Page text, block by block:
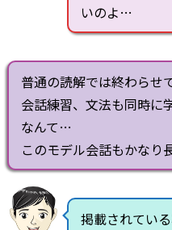
いのよ…
普通の読解では終わらせ
会話練習、文法も同時に
なんて…
このモデル会話もかなり
掲載されてい